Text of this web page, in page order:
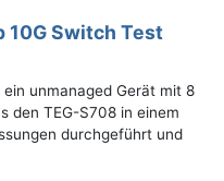
10G Switch Test
unmanaged Gerät mit 8
den TEG-S708 in einem
durchgeführt und